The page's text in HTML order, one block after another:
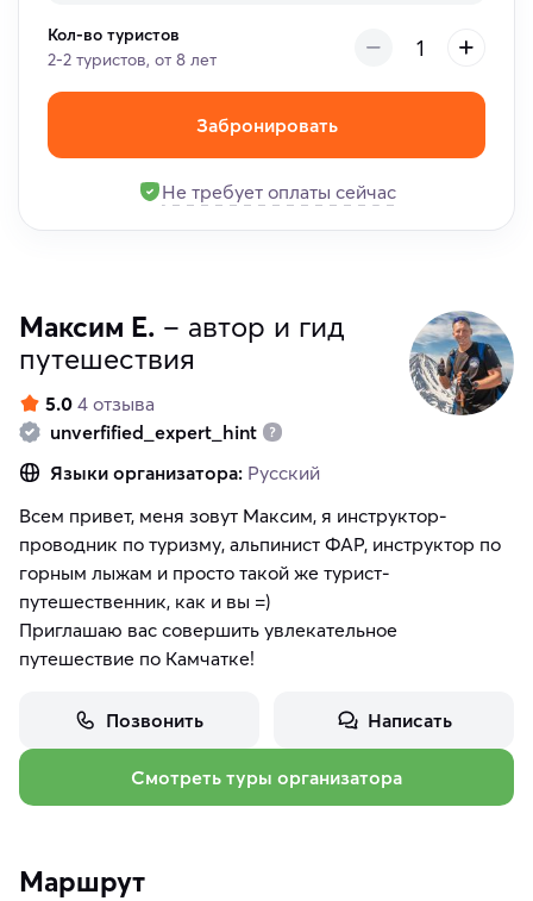
Кол-во туристов
2-2 туристов, от 8 лет
Забронировать
Не требует оплаты сейчас
Максим Е. – автор и гид
путешествия
5.0 4 отзыва
unverfified_expert_hint
Языки организатора: Русский
Всем привет, меня зовут Максим, я инструктор-
проводник по туризму, альпинист ФАР, инструктор по
горным лыжам и просто такой же турист-
путешественник, как и вы =)
Приглашаю вас совершить увлекательное
путешествие по Камчатке!
Позвонить Написать
Смотреть туры организатора
Маршрут